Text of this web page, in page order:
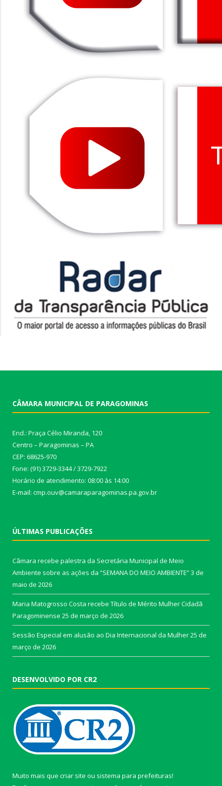
CÂMARA MUNICIPAL DE PARAGOMINAS
End.: Praça Célio Miranda, 120
Centro – Paragominas – PA
CEP: 68625-970
Fone: (91) 3729-3344 / 3729-7922
Horário de atendimento: 08:00 às 14:00
E-mail: cmp.ouv@camaraparagominas.pa.gov.br
ÚLTIMAS PUBLICAÇÕES
Câmara recebe palestra da Secretária Municipal de Meio
Ambiente sobre as ações da “SEMANA DO MEIO AMBIENTE”3 de
maio de 2026
Maria Matogrosso Costa recebe Título de Mérito Mulher Cidadã
Paragominense 25 de março de 2026
Sessão Especial em alusão ao Dia Internacional da Mulher25 de
março de 2026
DESENVOLVIDO POR CR2
Muito mais que criar site ou sistema para prefeituras!